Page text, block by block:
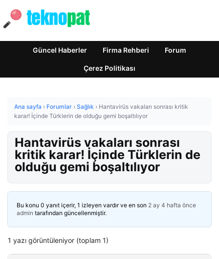
Güncel Haberler Firma Rehberi Forum
Çerez Politikası
Ana sayfa › Forumlar › Sağlık › Hantavirüs vakaları sonrası kritik
karar! İçinde Türklerin de olduğu gemi boşaltılıyor
Hantavirüs vakaları sonrası
kritik karar! İçinde Türklerin de
olduğu gemi boşaltılıyor
Bu konu 0 yanıt içerir, 1 izleyen vardır ve en son 2 ay 4 hafta önce
admin tarafından güncellenmiştir.
1 yazı görüntüleniyor (toplam 1)